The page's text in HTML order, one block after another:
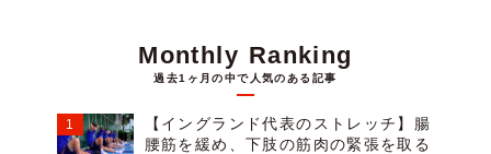
Monthly Ranking
過去1ヶ月の中で人気のある記事
【イングランド代表のストレッチ】腸
腰筋を緩め、下肢の筋肉の緊張を取る